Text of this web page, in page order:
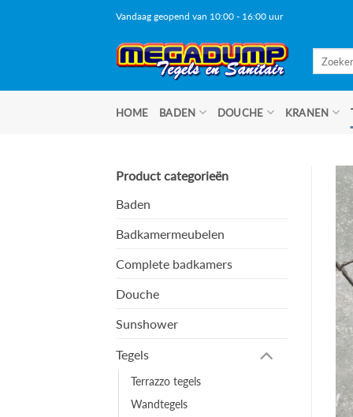
Vandaag geopend van 10:00 - 16:00 uur
HOME BADEN DOUCHE KRANEN
Product categorieën
Baden
Badkamermeubelen
Complete badkamers
Douche
Sunshower
Tegels
Terrazzo tegels
Wandtegels